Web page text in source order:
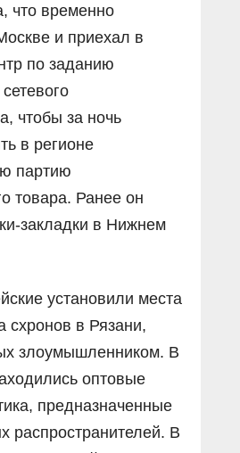
что временно
и приехал в
по заданию
чтобы за ночь
в регионе
партию
товара. Ранее он
закладки в Нижнем
установили места
схронов в Рязани,
злоумышленником. В
оптовые
предназначенные
распространителей. В